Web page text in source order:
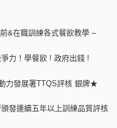
&在職訓練各式餐飲教學 –
力！學餐飲 ! 政府出錢 !
力發展署TTQS評核 銀牌★
發連續五年以上訓練品質評核